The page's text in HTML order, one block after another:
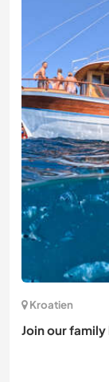
Kroatien
Join our